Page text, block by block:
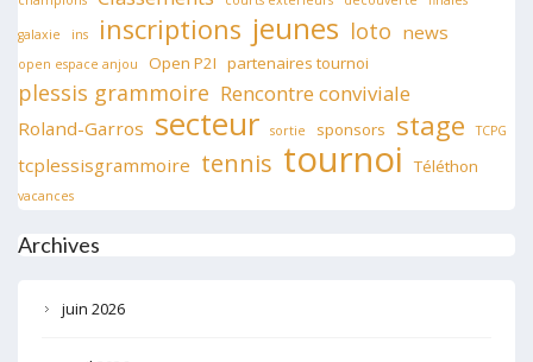
galaxie ins inscriptions jeunes loto news
open espace anjou Open P2I partenaires tournoi
plessis grammoire Rencontre conviviale
Roland-Garros secteur sortie sponsors stage TCPG
tcplessisgrammoire tennis tournoi Téléthon
vacances
Archives
juin 2026